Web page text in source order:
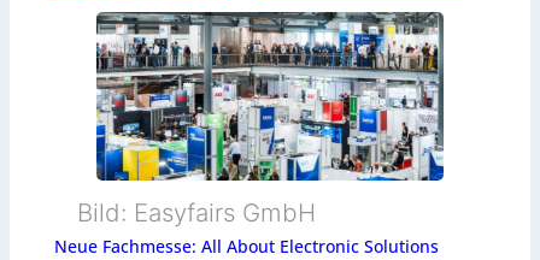
Bild: Easyfairs GmbH
Neue Fachmesse: All About Electronic Solutions